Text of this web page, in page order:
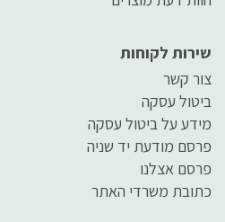
שירות לקוחות
צור קשר
ביטול עסקה
מידע על ביטול עסקה
פרסם מודעת יד שניה
פרסם אצלנו
כתובת משרדי האתר